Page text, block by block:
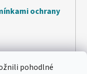
pohodlné
ochrany